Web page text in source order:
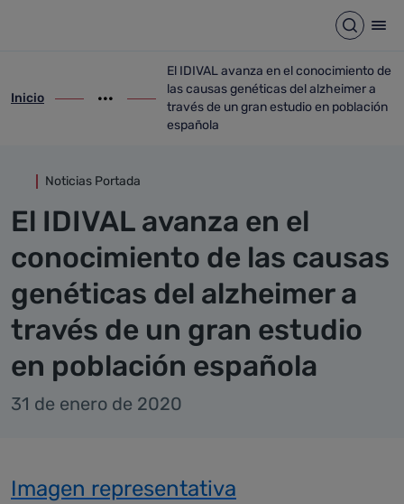
Abrir
ir-a inicio
Inicio
Mostrar opciones del camino de migas
ir-a El IDIVAL avanza en el
El IDIVAL avanza en el conocimiento de
las causas genéticas del alzheimer a
través de un gran estudio en población
española
Noticias Portada
El IDIVAL avanza en el
conocimiento de las causas
genéticas del alzheimer a
través de un gran estudio
en población española
31 de enero de 2020
Imagen representativa